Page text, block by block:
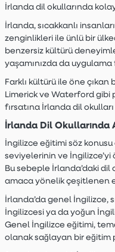
İrlanda dil okullarında
İrlanda, sıcakkanlı
zenginlikleri ile ünlü bir
benzersiz kültürü
yaşamınızda da uygulama
Farklı kültürü ile öne
Limerick ve Waterford
fırsatına İrlanda dil
İrlanda Dil
İngilizce eğitimi söz
seviyelerinin ve İngilizce’yi
Bu sebeple İrlanda’daki
amaca yönelik çeşitlenen
İrlanda’da genel İngilizce,
İngilizcesi ya da yoğun
Genel İngilizce eğitimi,
olanak sağlayan bir eğitim